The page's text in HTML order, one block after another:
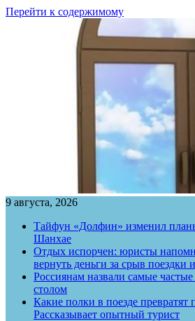
Перейти к содержимому
9 августа, 2026
Тайфун «Долфин» изменил
Шанхае
Отдых испорчен: юристы
вернуть деньги за срыв поездки
Россиянам назвали самые
столом
Какие полки в поезде превратят
Рассказывает опытный турист